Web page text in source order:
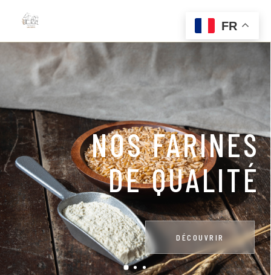
BIOLOGIQUE
DÉCOUVRIR
FR